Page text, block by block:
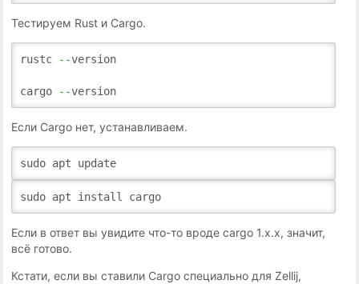
Тестируем Rust и Cargo.
rustc --version
cargo --version
Если Cargo нет, устанавливаем.
sudo apt update
sudo apt install cargo
Если в ответ вы увидите что-то вроде cargo 1.x.x, значит,
всё готово.
Кстати, если вы ставили Cargo специально для Zellij,